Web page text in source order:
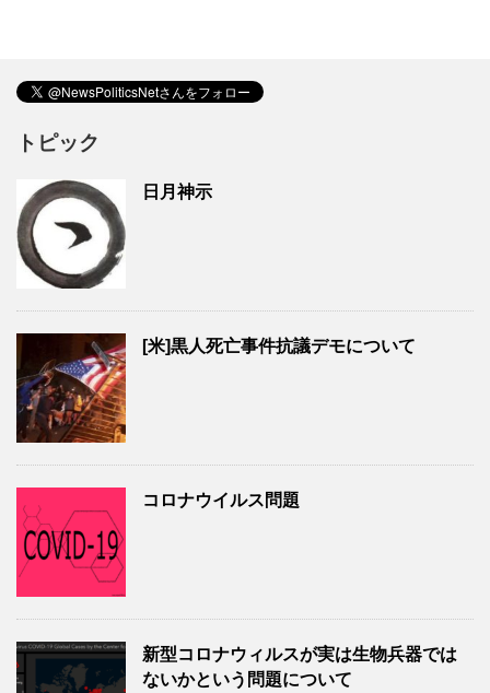
トピック
日月神示
[米]黒人死亡事件抗議デモについて
コロナウイルス問題
新型コロナウィルスが実は生物兵器では
ないかという問題について